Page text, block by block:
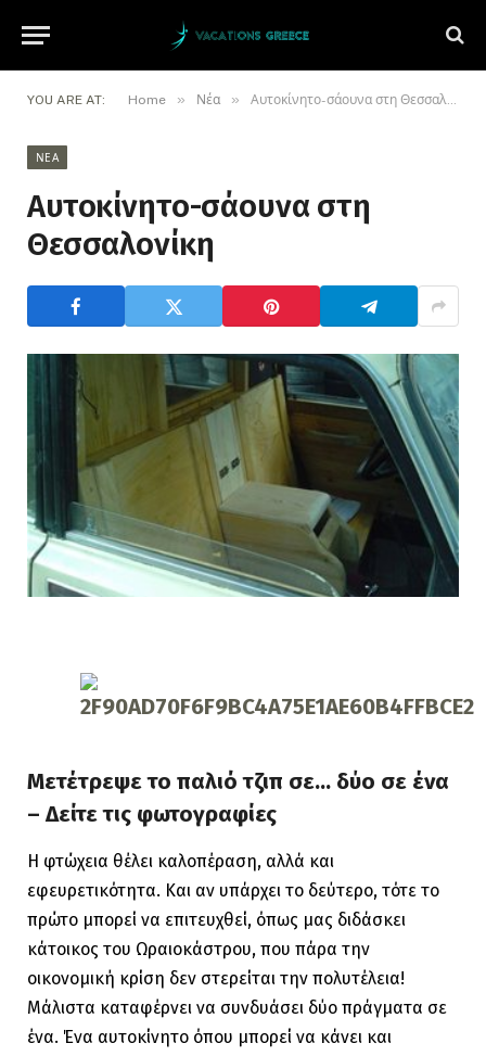
YOU ARE AT: Home » Νέα » Αυτοκίνητο-σάουνα στη Θεσσαλονίκη
ΝΈΑ
Αυτοκίνητο-σάουνα στη
Θεσσαλονίκη
Μετέτρεψε το παλιό τζιπ σε… δύο σε ένα
– Δείτε τις φωτογραφίες
Η φτώχεια θέλει καλοπέραση, αλλά και
εφευρετικότητα. Και αν υπάρχει το δεύτερο, τότε το
πρώτο μπορεί να επιτευχθεί, όπως μας διδάσκει
κάτοικος του Ωραιοκάστρου, που πάρα την
οικονομική κρίση δεν στερείται την πολυτέλεια!
Μάλιστα καταφέρνει να συνδυάσει δύο πράγματα σε
ένα. Ένα αυτοκίνητο όπου μπορεί να κάνει και